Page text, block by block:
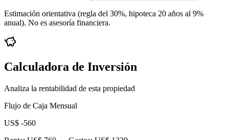
Estimación orientativa (regla del 30%, hipoteca 20 años al 9%
anual). No es asesoría financiera.
Calculadora de Inversión
Analiza la rentabilidad de esta propiedad
Flujo de Caja Mensual
US$ -560